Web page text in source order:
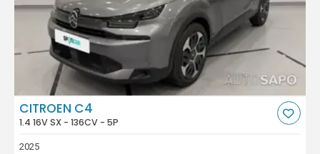
CITROEN C4
1.4 16V SX - 136CV - 5P
2025